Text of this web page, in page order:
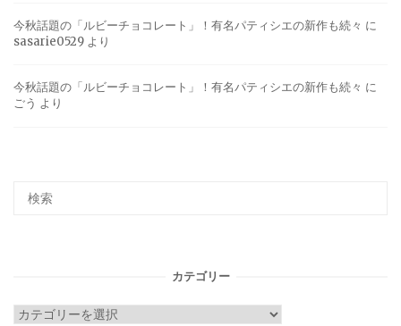
今秋話題の「ルビーチョコレート」！有名パティシエの新作も続々 に
sasarie0529 より
今秋話題の「ルビーチョコレート」！有名パティシエの新作も続々 に
ごう より
カテゴリー
カ